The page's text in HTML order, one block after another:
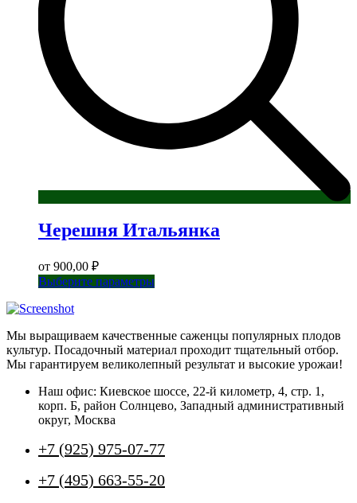
Черешня Итальянка
от 900,00 ₽
Выберите параметрыЭтот
вариаций.
Опции
можно
на
странице
Мы выращиваем качественные саженцы популярных плодов
культур. Посадочный материал проходит тщательный отбор.
Мы гарантируем великолепный результат и высокие урожаи!
Наш офис: Киевское шоссе, 22-й километр, 4, стр. 1,
корп. Б, район Солнцево, Западный административный
округ, Москва
+7 (925) 975-07-77
+7 (495) 663-55-20